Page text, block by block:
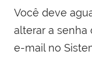
Você deve
alterar a senha
e-mail no